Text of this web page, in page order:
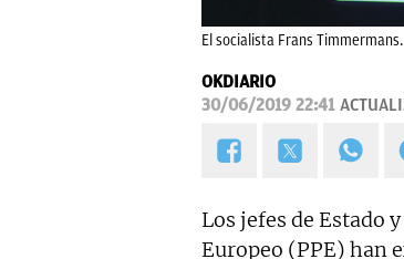
El socialista Frans
OKDIARIO
30/06/2019 22:41
Los jefes de Estado
Europeo (PPE) han